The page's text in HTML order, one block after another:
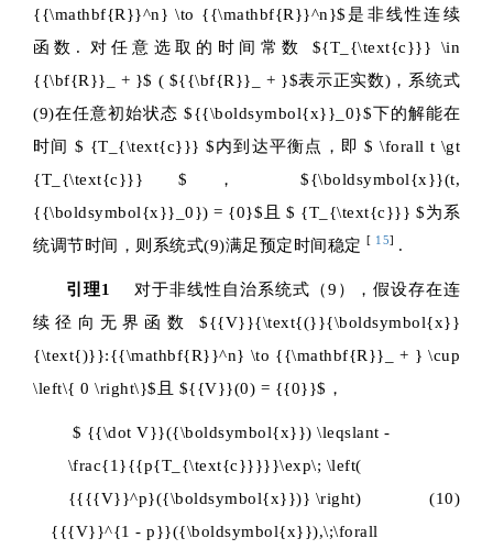
{{\mathbf{R}}^n} \to {{\mathbf{R}}^n}$是非线性连续
函数. 对任意选取的时间常数 ${T_{\text{c}}} \in
{{\bf{R}}_ + }$ ( ${{\bf{R}}_ + }$表示正实数)，系统式
(9)在任意初始状态 ${{\boldsymbol{x}}_0}$下的解能在
时间 $ {T_{\text{c}}} $内到达平衡点，即$ \forall t \gt
{T_{\text{c}}} $ ， ${\boldsymbol{x}}(t,
{{\boldsymbol{x}}_0}) = {0}$ 且$ {T_{\text{c}}} $为系
统调节时间，则系统式(9)满足预定时间稳定 [ 15] .
引理1
对于非线性自治系统式（9），假设存在连
续径向无界函数 ${{V}}{\text{(}}{\boldsymbol{x}}
{\text{)}}:{{\mathbf{R}}^n} \to {{\mathbf{R}}_ + } \cup
\left\{ 0 \right\}$ 且 ${{V}}(0) = {{0}}$ ，
$ {{\dot V}}({\boldsymbol{x}}) \leqslant -
\frac{1}{{p{T_{\text{c}}}}}\exp\; \left(
{{{{V}}^p}({\boldsymbol{x}})} \right)
{{{V}}^{1 - p}}({\boldsymbol{x}}),\;\forall
(10)